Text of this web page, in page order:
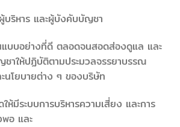
บริหาร และผู้บังคับบัญชา
แบบอย่างที่ดี ตลอดจนสอดส่องดูแล และ
าให้ปฏิบัติตามประมวลจรรยาบรรณ
นโยบายต่าง ๆ ของบริษัท
ห้มีระบบการบริหารความเสี่ยง และการ
อ และ